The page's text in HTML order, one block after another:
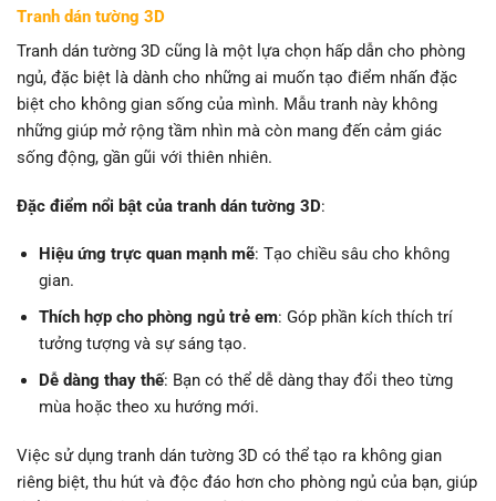
Tranh dán tường 3D
Tranh dán tường 3D cũng là một lựa chọn hấp dẫn cho phòng
ngủ, đặc biệt là dành cho những ai muốn tạo điểm nhấn đặc
biệt cho không gian sống của mình. Mẫu tranh này không
những giúp mở rộng tầm nhìn mà còn mang đến cảm giác
sống động, gần gũi với thiên nhiên.
Đặc điểm nổi bật của tranh dán tường 3D:
Hiệu ứng trực quan mạnh mẽ: Tạo chiều sâu cho không
gian.
Thích hợp cho phòng ngủ trẻ em: Góp phần kích thích trí
tưởng tượng và sự sáng tạo.
Dễ dàng thay thế: Bạn có thể dễ dàng thay đổi theo từng
mùa hoặc theo xu hướng mới.
Việc sử dụng tranh dán tường 3D có thể tạo ra không gian
riêng biệt, thu hút và độc đáo hơn cho phòng ngủ của bạn, giúp